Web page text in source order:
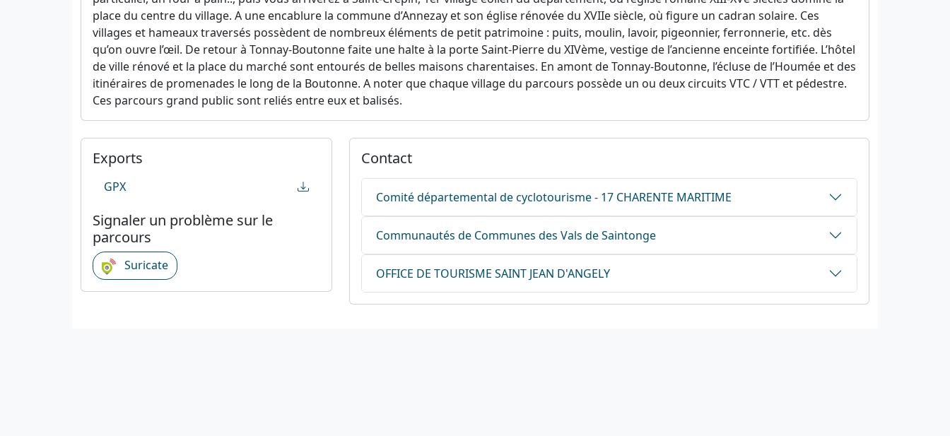
place du centre du village. A une encablure la commune d’Annezay et son église rénovée du XVIIe siècle, où figure un cadran solaire. Ces
villages et hameaux traversés possèdent de nombreux éléments de petit patrimoine : puits, moulin, lavoir, pigeonnier, ferronnerie, etc. dès
qu’on ouvre l’œil. De retour à Tonnay-Boutonne faite une halte à la porte Saint-Pierre du XIVème, vestige de l’ancienne enceinte fortifiée. L’hôtel
de ville rénové et la place du marché sont entourés de belles maisons charentaises. En amont de Tonnay-Boutonne, l’écluse de l’Houmée et des
itinéraires de promenades le long de la Boutonne. A noter que chaque village du parcours possède un ou deux circuits VTC / VTT et pédestre.
Ces parcours grand public sont reliés entre eux et balisés.
Exports
GPX
Signaler un problème sur le
parcours
Suricate
Contact
Comité départemental de cyclotourisme - 17 CHARENTE MARITIME
Communautés de Communes des Vals de Saintonge
OFFICE DE TOURISME SAINT JEAN D'ANGELY